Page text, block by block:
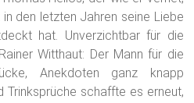
Anekdoten ganz knapp
Trinksprüche schaffte es erneut,
und Redefreude im
notwendige Aufmerksamkeit